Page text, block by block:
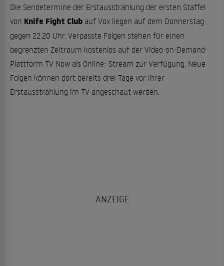
Die Sendetermine der Erstausstrahlung der ersten Staffel
von Knife Fight Club auf Vox liegen auf dem Donnerstag
gegen 22.20 Uhr. Verpasste Folgen stehen für einen
begrenzten Zeitraum kostenlos auf der Video-on-Demand-
Plattform TV Now als Online- Stream zur Verfügung. Neue
Folgen können dort bereits drei Tage vor ihrer
Erstausstrahlung im TV angeschaut werden.